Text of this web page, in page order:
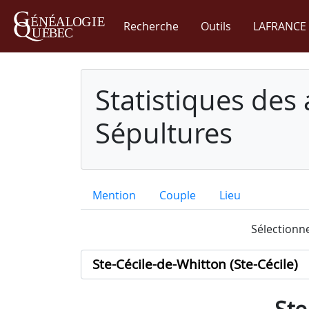
Recherche Outils
Statistiques des
Sépultures
Mention Couple Lieu